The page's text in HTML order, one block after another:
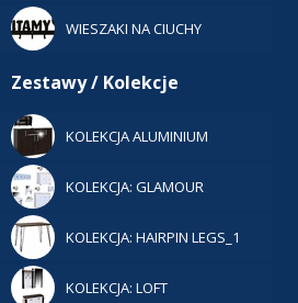
WIESZAKI NA CIUCHY
Zestawy / Kolekcje
KOLEKCJA ALUMINIUM
KOLEKCJA: GLAMOUR
KOLEKCJA: HAIRPIN LEGS_1
KOLEKCJA: LOFT